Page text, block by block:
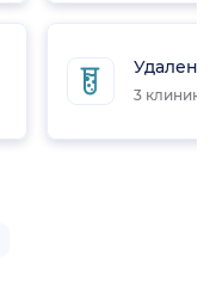
3 клиники